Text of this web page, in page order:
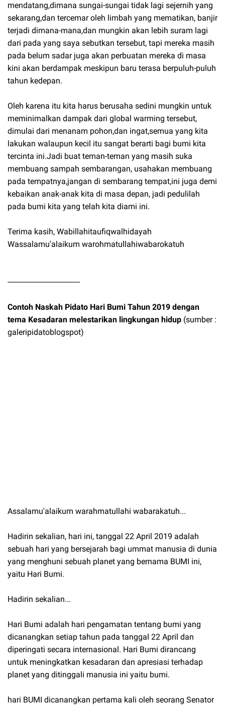
mendatang,dimana sungai-sungai tidak lagi sejernih yang
sekarang,dan tercemar oleh limbah yang mematikan, banjir
terjadi dimana-mana,dan mungkin akan lebih suram lagi
dari pada yang saya sebutkan tersebut, tapi mereka masih
pada belum sadar juga akan perbuatan mereka di masa
kini akan berdampak meskipun baru terasa berpuluh-puluh
tahun kedepan.
Oleh karena itu kita harus berusaha sedini mungkin untuk
meminimalkan dampak dari global warming tersebut,
dimulai dari menanam pohon,dan ingat,semua yang kita
lakukan walaupun kecil itu sangat berarti bagi bumi kita
tercinta ini.Jadi buat teman-teman yang masih suka
membuang sampah sembarangan, usahakan membuang
pada tempatnya,jangan di sembarang tempat,ini juga demi
kebaikan anak-anak kita di masa depan, jadi pedulilah
pada bumi kita yang telah kita diami ini.
Terima kasih, Wabillahitaufiqwalhidayah
Wassalamu'alaikum warohmatullahiwabarokatuh
------------------------------------
Contoh Naskah Pidato Hari Bumi Tahun 2019 dengan
tema Kesadaran melestarikan lingkungan hidup (sumber :
galeripidatoblogspot)
Assalamu'alaikum warahmatullahi wabarakatuh...
Hadirin sekalian, hari ini, tanggal 22 April 2019 adalah
sebuah hari yang bersejarah bagi ummat manusia di dunia
yang menghuni sebuah planet yang bernama BUMI ini,
yaitu Hari Bumi.
Hadirin sekalian...
Hari Bumi adalah hari pengamatan tentang bumi yang
dicanangkan setiap tahun pada tanggal 22 April dan
diperingati secara internasional. Hari Bumi dirancang
untuk meningkatkan kesadaran dan apresiasi terhadap
planet yang ditinggali manusia ini yaitu bumi.
hari BUMI dicanangkan pertama kali oleh seorang Senator